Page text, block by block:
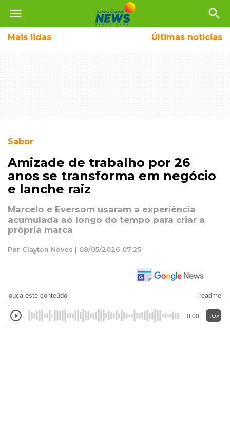
menu search
Mais lidas Últimas notícias
Sabor
Amizade de trabalho por 26
anos se transforma em negócio
e lanche raiz
Marcelo e Eversom usaram a experiência
acumulada ao longo do tempo para criar a
própria marca
Por Clayton Neves | 08/05/2026 07:25
ouça este conteúdo readme
0:00 1.0x